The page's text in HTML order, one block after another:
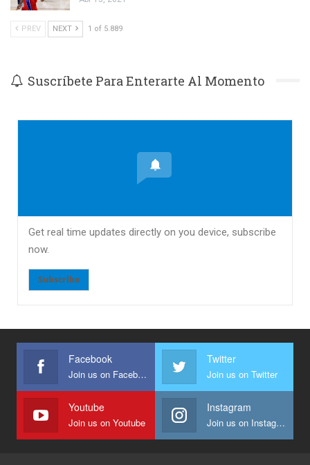
PREV NEXT 1 of 5.889
Suscríbete Para Enterarte Al Momento
Get real time updates directly on you device, subscribe
now.
Subscribe
Facebook
Join us on Facebook
Twitter
Join us on Twitter
Youtube
Join us on Youtube
Instagram
Join us on Instagram